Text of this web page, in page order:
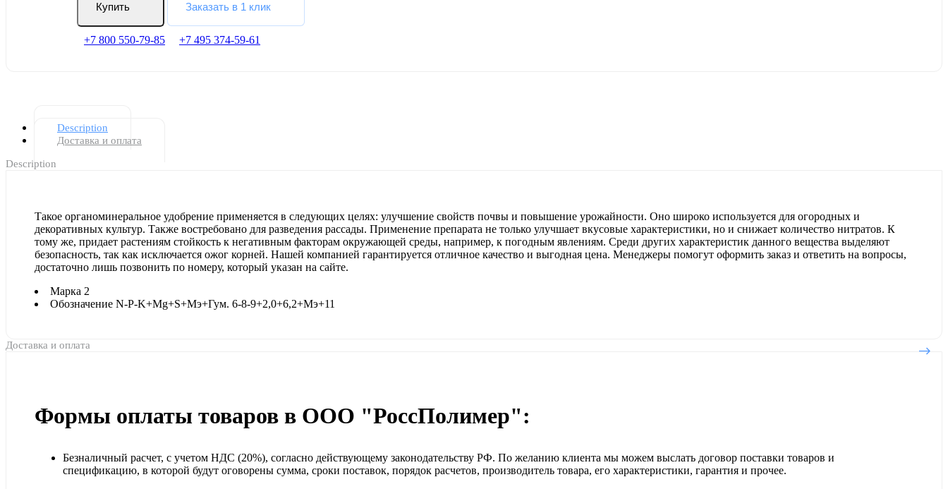
Купить Заказать в 1 клик
+7 800 550-79-85 +7 495 374-59-61
Description
Доставка и оплата
Description
Такое органоминеральное удобрение применяется в следующих целях: улучшение свойств почвы и повышение урожайности. Оно широко используется для огородных и
декоративных культур. Также востребовано для разведения рассады. Применение препарата не только улучшает вкусовые характеристики, но и снижает количество нитратов. К
тому же, придает растениям стойкость к негативным факторам окружающей среды, например, к погодным явлениям. Среди других характеристик данного вещества выделяют
безопасность, так как исключается ожог корней. Нашей компанией гарантируется отличное качество и выгодная цена. Менеджеры помогут оформить заказ и ответить на вопросы,
достаточно лишь позвонить по номеру, который указан на сайте.
Марка 2
Обозначение N-P-K+Mg+S+Мэ+Гум. 6-8-9+2,0+6,2+Мэ+11
Доставка и оплата
Формы оплаты товаров в ООО "РоссПолимер":
Безналичный расчет, с учетом НДС (20%), согласно действующему законодательству РФ. По желанию клиента мы можем выслать договор поставки товаров и
спецификацию, в которой будут оговорены сумма, сроки поставок, порядок расчетов, производитель товара, его характеристики, гарантия и прочее.